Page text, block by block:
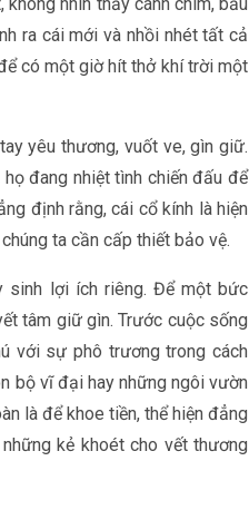
ra cái mới và nhồi nhét tất cả
có một giờ hít thở khí trời một
yêu thương, vuốt ve, gìn giữ.
đang nhiệt tình chiến đấu để
định rằng, cái cổ kính là hiện
ta cần cấp thiết bảo vệ.
sinh lợi ích riêng. Để một bức
tâm giữ gìn. Trước cuộc sống
với sự phô trương trong cách
bộ vĩ đại hay những ngôi vườn
là để khoe tiền, thể hiện đẳng
kẻ khoét cho vết thương